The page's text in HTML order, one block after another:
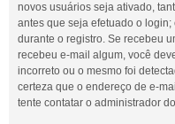
novos usuários seja ativado,
antes que seja efetuado o
durante o registro. Se recebeu
recebeu e-mail algum, você
incorreto ou o mesmo foi
certeza que o endereço de e-
tente contatar o administrador